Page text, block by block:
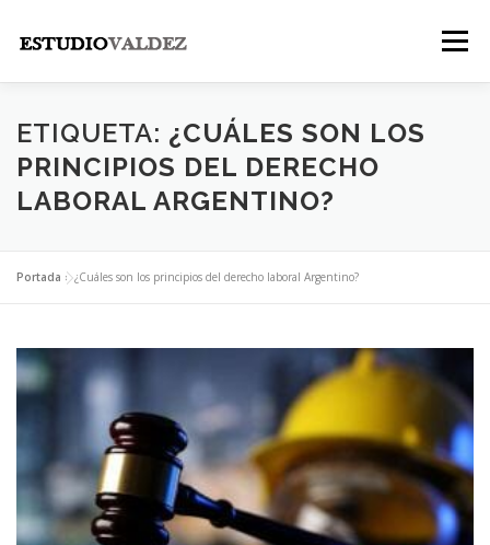
contenido
Menú
INICIO INSTITUCIONAL NOSOTROS
LEGALES PUBLICACIONES CONTACTO
ETIQUETA: ¿CUÁLES SON LOS
PRINCIPIOS DEL DERECHO
LABORAL ARGENTINO?
Portada »¿Cuáles son los principios del derecho laboral Argentino?